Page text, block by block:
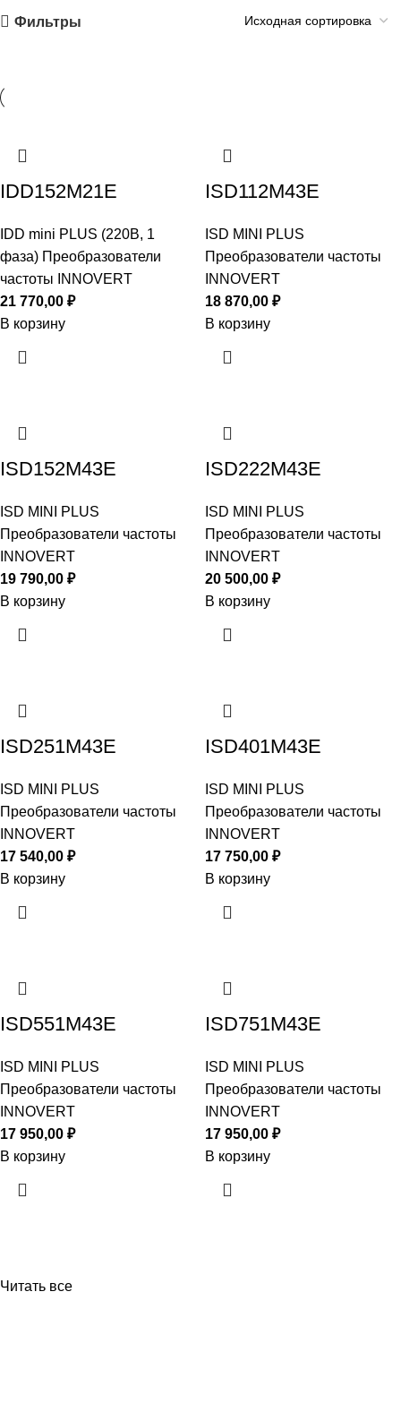
Фильтры
IDD152M21E
IDD mini PLUS (220В, 1
фаза) Преобразователи
частоты INNOVERT
21 770,00 ₽
В корзину
ISD112M43E
ISD MINI PLUS
Преобразователи частоты
INNOVERT
18 870,00 ₽
В корзину
ISD152M43E
ISD MINI PLUS
Преобразователи частоты
INNOVERT
19 790,00 ₽
В корзину
ISD222M43E
ISD MINI PLUS
Преобразователи частоты
INNOVERT
20 500,00 ₽
В корзину
ISD251M43E
ISD MINI PLUS
Преобразователи частоты
INNOVERT
17 540,00 ₽
В корзину
ISD401M43E
ISD MINI PLUS
Преобразователи частоты
INNOVERT
17 750,00 ₽
В корзину
ISD551M43E
ISD MINI PLUS
Преобразователи частоты
INNOVERT
17 950,00 ₽
В корзину
ISD751M43E
ISD MINI PLUS
Преобразователи частоты
INNOVERT
17 950,00 ₽
В корзину
Читать все